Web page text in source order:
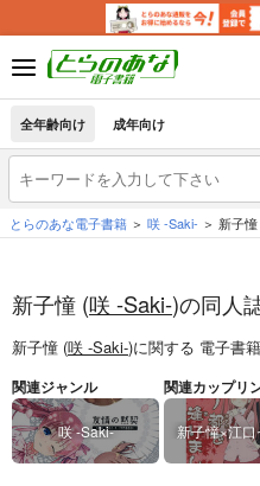
全年齢向け 成年向け
とらのあな電子書籍 咲 -Saki- 新子憧
新子憧 (咲 -Saki-)の同人
新子憧 (咲 -Saki-)に関する 電子書籍
関連ジャンル
咲 -Saki-
関連カップリ
新子憧×江口